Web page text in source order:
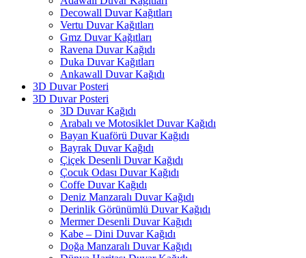
Decowall Duvar Kağıtları
Vertu Duvar Kağıtları
Gmz Duvar Kağıtları
Ravena Duvar Kağıdı
Duka Duvar Kağıtları
Ankawall Duvar Kağıdı
3D Duvar Posteri
3D Duvar Posteri
3D Duvar Kağıdı
Arabalı ve Motosiklet Duvar Kağıdı
Bayan Kuaförü Duvar Kağıdı
Bayrak Duvar Kağıdı
Çiçek Desenli Duvar Kağıdı
Çocuk Odası Duvar Kağıdı
Coffe Duvar Kağıdı
Deniz Manzaralı Duvar Kağıdı
Derinlik Görünümlü Duvar Kağıdı
Mermer Desenli Duvar Kağıdı
Kabe – Dini Duvar Kağıdı
Doğa Manzaralı Duvar Kağıdı